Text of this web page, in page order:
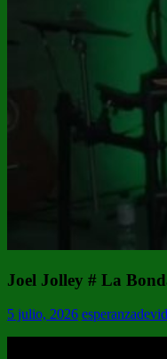
Joel Jolley # La
5 julio, 2026